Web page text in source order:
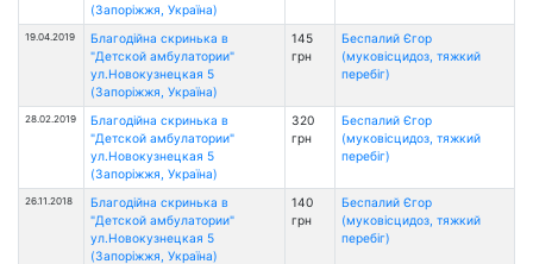
(Запоріжжя, Україна)
19.04.2019
Благодійна скринька в
"Детской амбулатории"
ул.Новокузнецкая 5
(Запоріжжя, Україна)
145
грн
Беспалий Єгор
(муковісцидоз, тяжкий
перебіг)
28.02.2019
Благодійна скринька в
"Детской амбулатории"
ул.Новокузнецкая 5
(Запоріжжя, Україна)
320
грн
Беспалий Єгор
(муковісцидоз, тяжкий
перебіг)
26.11.2018
Благодійна скринька в
"Детской амбулатории"
ул.Новокузнецкая 5
(Запоріжжя, Україна)
140
грн
Беспалий Єгор
(муковісцидоз, тяжкий
перебіг)